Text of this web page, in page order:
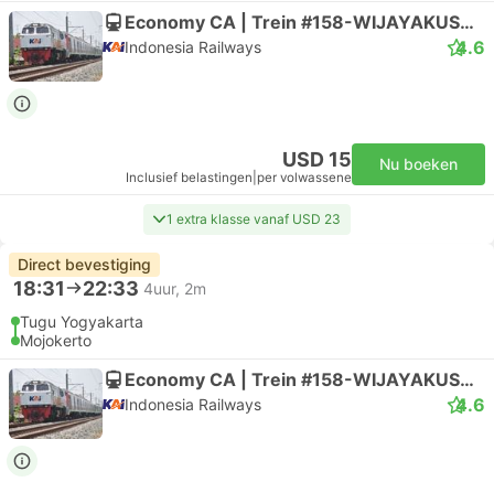
Economy CA | Trein #158-WIJAYAKUSUMA
Indonesia Railways 4.6
USD 15
Inclusief belastingen per volwassene
Nu boeken
1 extra klasse vanaf USD 23
Direct bevestiging
18:31 22:33 4uur, 2m
Tugu Yogyakarta
Mojokerto
Economy CA | Trein #158-WIJAYAKUSUMA
Indonesia Railways 4.6